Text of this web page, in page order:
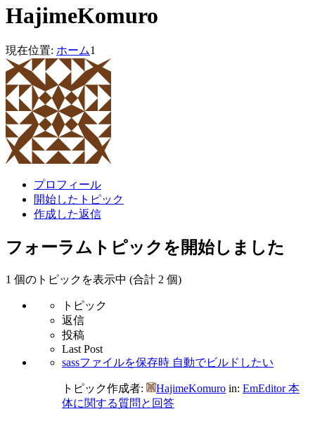
HajimeKomuro
現在位置: ホーム1
プロフィール
開始したトピック
作成した返信
フォーラムトピックを開始しました
1 個のトピックを表示中 (合計 2 個)
トピック
返信
投稿
Last Post
sassファイルを保存時 自動でビルドしたい
トピック作成者: HajimeKomuro in: EmEditor 本
体に関する質問と回答